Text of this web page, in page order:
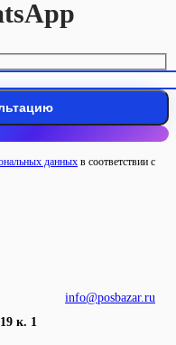
данных в соответствии с
info@posbazar.ru
к. 1